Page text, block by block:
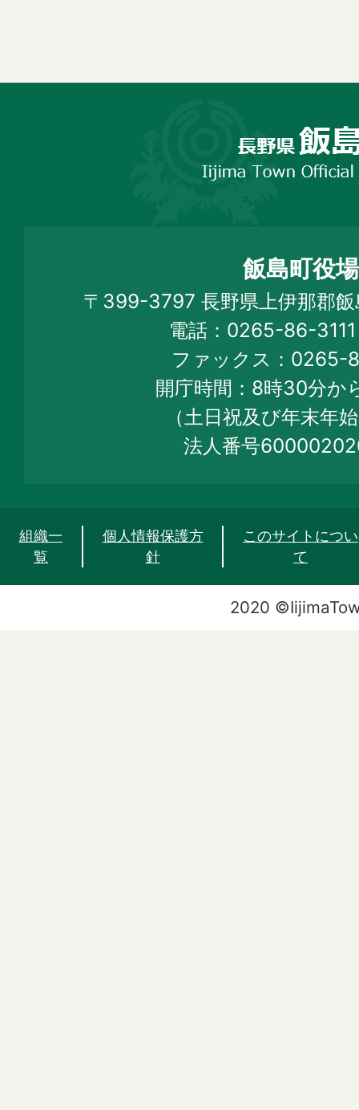
Town
Official
Web
Site
飯島町役場
〒399-3797 長野県上伊那郡
電話：0265-86-
ファックス：0265-
開庁時間：8時30分か
（土日祝及び年末年
法人番号
組織一
覧
個人情報保護方
針
このサイトについ
て
2020